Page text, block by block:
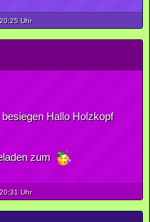
Uhr
Hallo Holzkopf
zum
Uhr